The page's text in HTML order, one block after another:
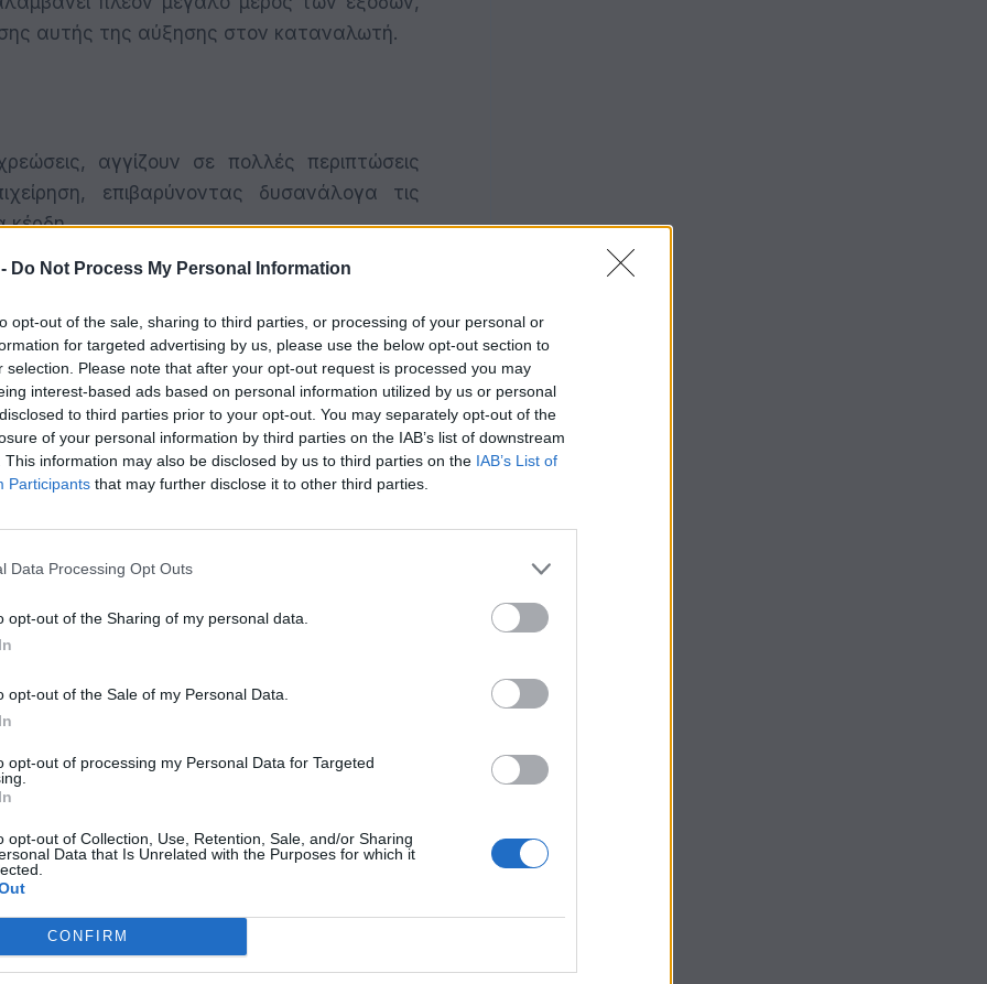
Do Not Process My Personal Information
opt-out of the sale, sharing to third parties, or processing of your personal or
for targeted advertising by us, please use the below opt-out section to
selection. Please note that after your opt-out request is processed you may
interest-based ads based on personal information utilized by us or personal
to third parties prior to your opt-out. You may separately opt-out of the
of your personal information by third parties on the IAB’s list of downstream
This information may also be disclosed by us to third parties on the IAB’s List of
Participants that may further disclose it to other third parties.
Data Processing Opt Outs
opt-out of the Sharing of my personal data.
opt-out of the Sale of my Personal Data.
opt-out of processing my Personal Data for Targeted
opt-out of Collection, Use, Retention, Sale, and/or Sharing
Data that Is Unrelated with the Purposes for which it
CONFIRM
αυτής της αύξησης στον καταναλωτή.
αγγίζουν σε πολλές περιπτώσεις
επιβαρύνοντας δυσανάλογα τις
κέρδη.
σταθερά υψηλές, χωρίς ευελιξία
σημαντικό βάρος και αιτία για
αντισταθμιστικά μέτρα.
είναι κοινωνικά επιθυμητές, δεν
μικρές επιχειρήσεις. Οι αυξήσεις στην
μικρές τοπικές επιχειρήσεις, αλλά
και σε αγορές από μεγάλες αλυσίδες και
ξένες πλατφόρμες.
συνεχώς έσοδα που κατευθύνονται
αλυσίδες και κινέζικες On-Line
του φυσικού εμπορίου και υπονομεύει